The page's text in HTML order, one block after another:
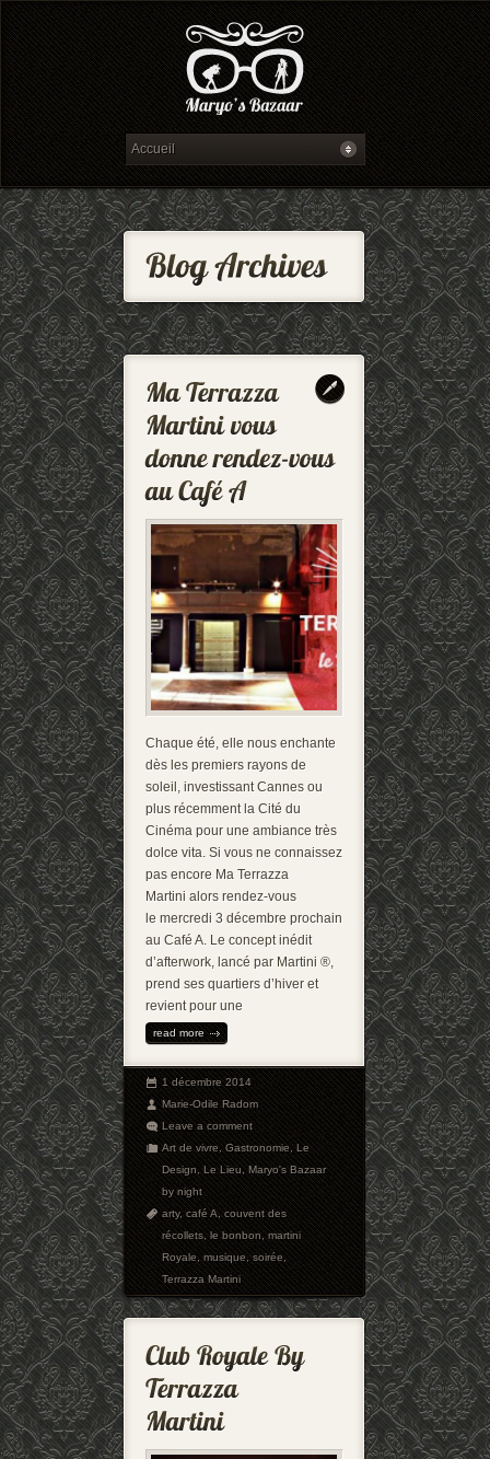
Chaque été, elle nous enchante
dès les premiers rayons de
soleil, investissant Cannes ou
plus récemment la Cité du
Cinéma pour une ambiance très
dolce vita. Si vous ne connaissez
pas encore Ma Terrazza
Martini alors rendez-vous
le mercredi 3 décembre prochain
au Café A. Le concept inédit
d’afterwork, lancé par Martini ®,
prend ses quartiers d’hiver et
revient pour une
read more
1 décembre 2014
Marie-Odile Radom
Leave a comment
Art de vivre,Gastronomie,Le
Design,Le Lieu,Maryo's Bazaar
by night
arty,café A,couvent des
récollets,le bonbon,martini
Royale,musique,soirée,
Terrazza Martini